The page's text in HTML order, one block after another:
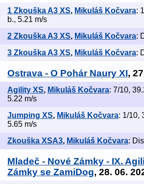
1 Zkouška A3 XS, Mikuláš Kočvara:
b., 5.21 m/s
2 Zkouška A3 XS, Mikuláš Kočvara:
3 Zkouška A3 XS, Mikuláš Kočvara:
Ostrava - O Pohár Naury XI,
Agility XS, Mikuláš Kočvara: 7/10,
5.22 m/s
Jumping XS, Mikuláš Kočvara: 1/10,
5.65 m/s
Zkouška XSA3, Mikuláš Kočvara:
Mladeč - Nové Zámky - IX.
Zámky se ZamiDog, 28. 06.